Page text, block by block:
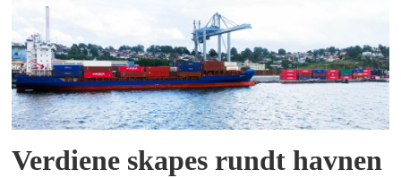
Verdiene skapes rundt havnen